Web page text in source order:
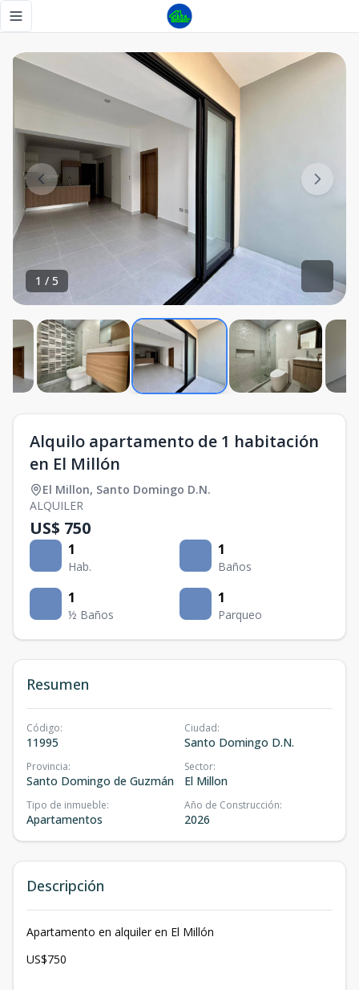
Toggle navigation menu
1 / 5
Alquilo apartamento de 1 habitación
en El Millón
El Millon, Santo Domingo D.N.
ALQUILER
US$ 750
1
Hab.
1
Baños
1
½ Baños
1
Parqueo
Resumen
Código:
11995
Ciudad:
Santo Domingo D.N.
Provincia:
Santo Domingo de Guzmán
Sector:
El Millon
Tipo de inmueble:
Apartamentos
Año de Construcción:
2026
Descripción
Apartamento en alquiler en El Millón
US$750
Alquilo apartamento de 1 habitación en El Millón - Tu Casa